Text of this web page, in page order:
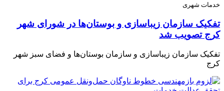
خدمات شهری
تفکیک سازمان زیباسازی و بوستان‌ها در شورای شهر
کرج تصویب شد
تفکیک سازمان زیباسازی و سازمان بوستان‌ها و فضای سبز شهر
کرج